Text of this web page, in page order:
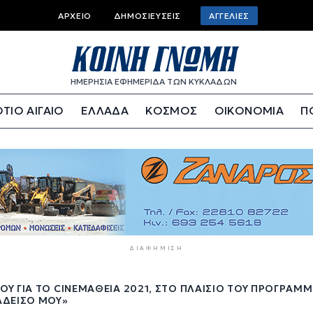
Top
bar
menu
ΑΡΧΕΊΟ ΔΗΜΟΣΙΕΎΣΕΙΣ ΑΓΓΕΛΊΕΣ
ΗΜΕΡΗΣΙΑ ΕΦΗΜΕΡΙΔΑ ΤΩΝ ΚΥΚΛΑΔΩΝ
ΑΙΓΑΙΟ ΕΛΛΑΔΑ ΚΟΣΜΟΣ ΟΙΚΟΝΟΜΙΑ
ΔΙΑΦΉΜΙΣΗ
ΓΙΑ ΤΟ CINEΜΆΘΕΙΑ 2021, ΣΤΟ ΠΛΑΊΣΙΟ ΤΟΥ
ΜΟΥ»